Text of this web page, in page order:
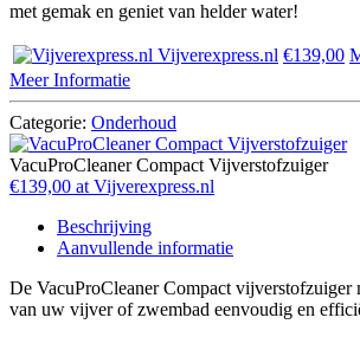
met gemak en geniet van helder water!
Vijverexpress.nl €139,00
Meer Informatie
Categorie: Onderhoud
VacuProCleaner Compact Vijverstofzuiger
€139,00 at Vijverexpress.nl
Beschrijving
Aanvullende informatie
De VacuProCleaner Compact vijverstofzuiger
van uw vijver of zwembad eenvoudig en